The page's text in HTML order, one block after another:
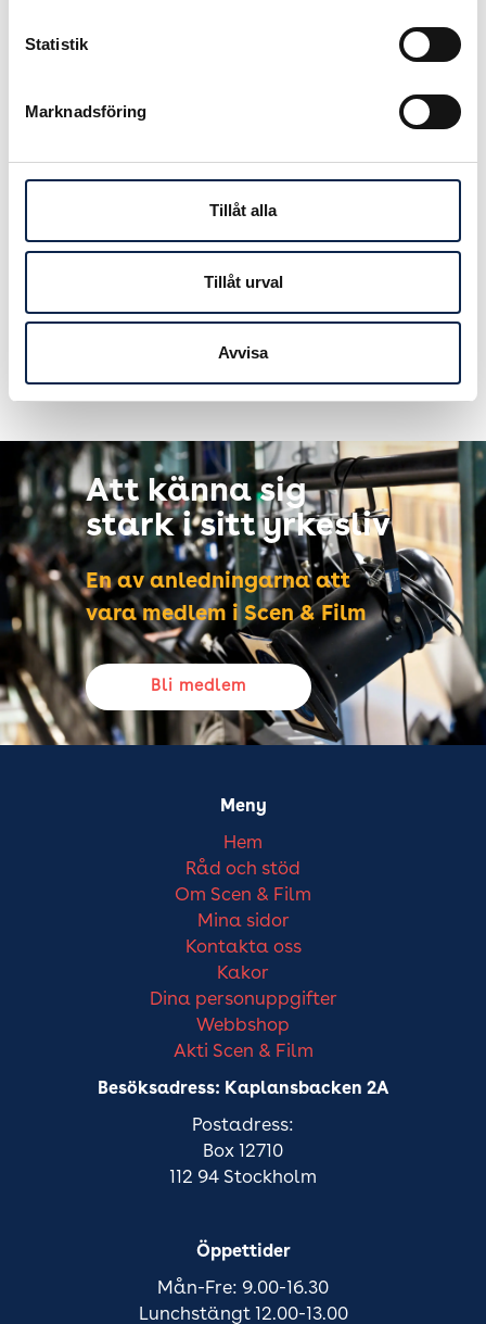
Statistik
Marknadsföring
Tillåt alla
Tillåt urval
Avvisa
Conference, i London, då en enkät
Att känna sig
stark i sitt yrkesliv
En av anledningarna att
vara medlem i Scen & Film
Bli medlem
Meny
Hem
Råd och stöd
Om Scen & Film
Mina sidor
Kontakta oss
Kakor
Dina personuppgifter
Webbshop
Akti Scen & Film
Besöksadress: Kaplansbacken 2A
Postadress:
Box 12710
112 94 Stockholm
Öppettider
Mån-Fre: 9.00-16.30
Lunchstängt 12.00-13.00